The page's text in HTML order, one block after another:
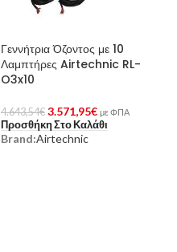
Γεννήτρια Όζοντος με 10
Λαμπτήρες Airtechnic RL-
O3x10
4.643,54€ 3.571,95€ με ΦΠΑ
Προσθήκη Στο Καλάθι
Brand:Airtechnic